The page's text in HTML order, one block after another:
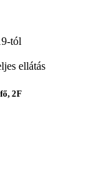
tól
ellátás
2F